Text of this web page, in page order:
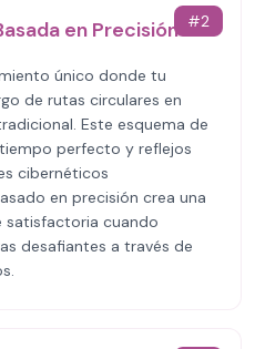
#2
en Precisión
único donde tu
de rutas circulares en
Este esquema de
perfecto y reflejos
cibernéticos
en precisión crea una
satisfactoria cuando
desafiantes a través de